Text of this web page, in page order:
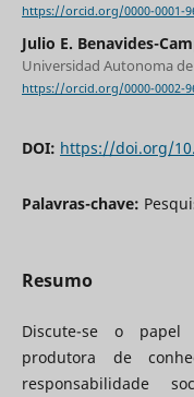
https://orcid.org/0000-0001-
Julio E. Benavides-
Universidad Autonoma
https://orcid.org/0000-0002-
DOI: https://doi.org/
Palavras-chave:
Resumo
Discute-se o papel
produtora de
responsabilidade